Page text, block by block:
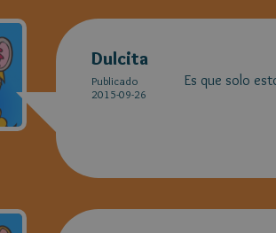
Dulcita
Publicado
2015-09-26
Es que solo